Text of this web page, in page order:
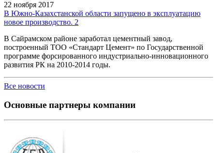
22 ноября 2017
В Южно-Казахстанской области запущено в эксплуатацию
новое производство. 2
В Сайрамском районе заработал цементный завод,
построенный ТОО «Стандарт Цемент» по Государственной
программе форсированного индустриально-инновационного
развития РК на 2010-2014 годы.
Все новости
Основные партнеры компании